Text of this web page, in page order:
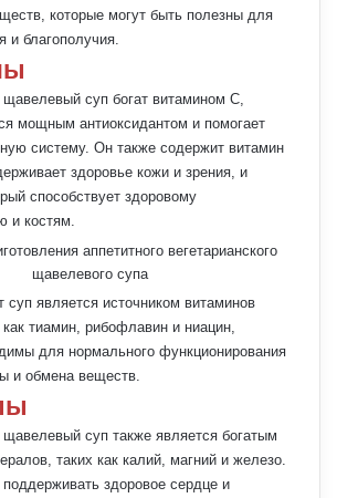
которые могут быть полезны для
и благополучия.
щавелевый суп богат витамином C,
мощным антиоксидантом и помогает
систему. Он также содержит витамин
здоровье кожи и зрения, и
способствует здоровому
и костям.
суп является источником витаминов
тиамин, рибофлавин и ниацин,
для нормального функционирования
и обмена веществ.
щавелевый суп также является богатым
таких как калий, магний и железо.
здоровое сердце и